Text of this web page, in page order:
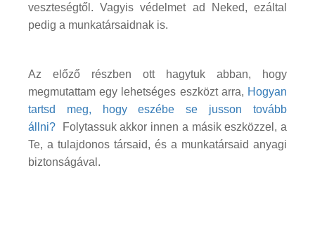
veszteségtől. Vagyis védelmet ad Neked, ezáltal
pedig a munkatársaidnak is.
Az előző részben ott hagytuk abban, hogy
megmutattam egy lehetséges eszközt arra, Hogyan
tartsd meg, hogy eszébe se jusson tovább
állni?
Folytassuk akkor innen a másik eszközzel, a
Te, a tulajdonos társaid, és a munkatársaid anyagi
biztonságával.